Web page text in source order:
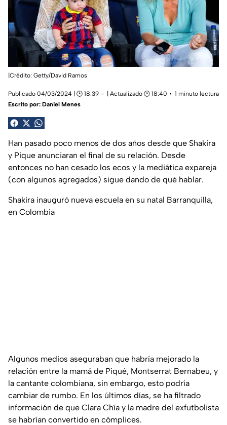
|Crédito: Getty/David Ramos
Publicado 04/03/2024 | 🕑 18:39 | Actualizado 🕑 18:40
1 minuto lectura
Escrito por: Daniel Menes
Han pasado poco menos de dos años desde que Shakira
y Pique anunciaran el final de su relación. Desde
entonces no han cesado los ecos y la mediática expareja
(con algunos agregados) sigue dando de qué hablar.
Shakira inauguró nueva escuela en su natal Barranquilla,
en Colombia
Algunos medios aseguraban que habría mejorado la
relación entre la mamá de Piqué, Montserrat Bernabeu, y
la cantante colombiana, sin embargo, esto podría
cambiar de rumbo. En los últimos días, se ha filtrado
información de que Clara Chía y la madre del exfutbolista
se habrían convertido en cómplices.